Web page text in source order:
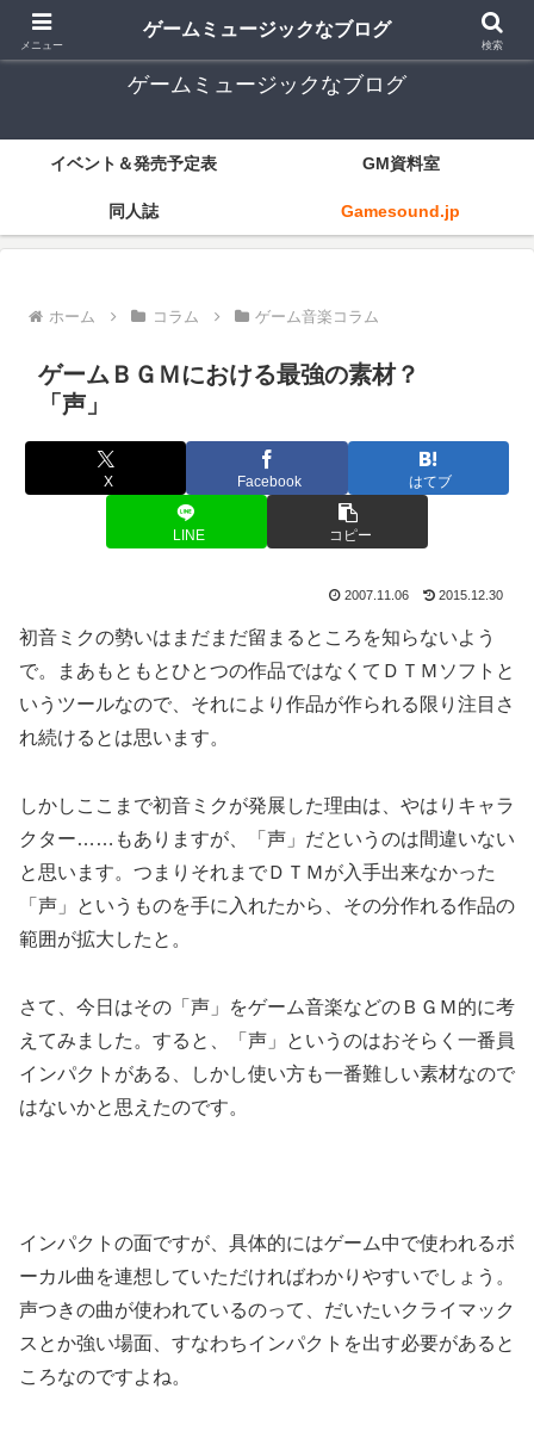
ゲーム音楽とレトロゲー中心
ゲームミュージックなブログ
イベント＆発売予定表 GM資料室
同人誌 Gamesound.jp
ホーム コラム ゲーム音楽コラム
ゲームＢＧＭにおける最強の素材？
「声」
X Facebook はてブ
LINE コピー
2007.11.06 2015.12.30
初音ミクの勢いはまだまだ留まるところを知らないよう
で。まあもともとひとつの作品ではなくてＤＴＭソフトと
いうツールなので、それにより作品が作られる限り注目さ
れ続けるとは思います。
しかしここまで初音ミクが発展した理由は、やはりキャラ
クター……もありますが、「声」だというのは間違いない
と思います。つまりそれまでＤＴＭが入手出来なかった
「声」というものを手に入れたから、その分作れる作品の
範囲が拡大したと。
さて、今日はその「声」をゲーム音楽などのＢＧＭ的に考
えてみました。すると、「声」というのはおそらく一番員
インパクトがある、しかし使い方も一番難しい素材なので
はないかと思えたのです。
インパクトの面ですが、具体的にはゲーム中で使われるボ
ーカル曲を連想していただければわかりやすいでしょう。
声つきの曲が使われているのって、だいたいクライマック
スとか強い場面、すなわちインパクトを出す必要があると
ころなのですよね。
メニュー
ゲームミュージックなブログ
検索